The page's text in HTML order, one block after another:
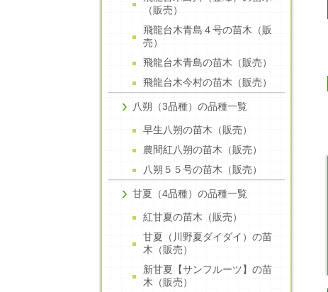
（販売）
飛龍台木青島４号の苗木（販
売）
飛龍台木青島の苗木（販売）
飛龍台木今村の苗木（販売）
八朔（3品種）の品種一覧
早生八朔の苗木（販売）
農間紅八朔の苗木（販売）
八朔５５号の苗木（販売）
甘夏（4品種）の品種一覧
紅甘夏の苗木（販売）
甘夏（川野夏ダイダイ）の苗
木（販売）
新甘夏【サンフルーツ】の苗
木（販売）